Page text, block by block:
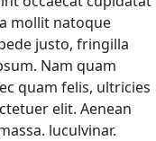
mollit natoque
justo, fringilla
Nam quam
quam felis, ultricies
elit. Aenean
luculvinar.